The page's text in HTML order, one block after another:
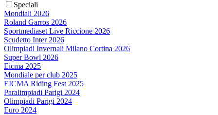
Speciali
Mondiali 2026
Roland Garros 2026
Sportmediaset Live Riccione 2026
Scudetto Inter 2026
Olimpiadi Invernali Milano Cortina 2026
Super Bowl 2026
Eicma 2025
Mondiale per club 2025
EICMA Riding Fest 2025
Paralimpiadi Parigi 2024
Olimpiadi Parigi 2024
Euro 2024